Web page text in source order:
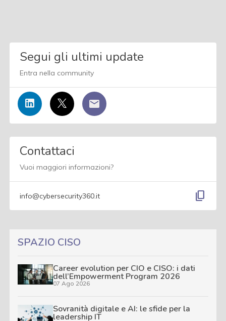
Segui gli ultimi update
Entra nella community
Contattaci
Vuoi maggiori informazioni?
info@cybersecurity360.it content_copy
SPAZIO CISO
Career evolution per CIO e CISO: i dati
dell’Empowerment Program 2026
07 Ago 2026
Sovranità digitale e AI: le sfide per la
leadership IT